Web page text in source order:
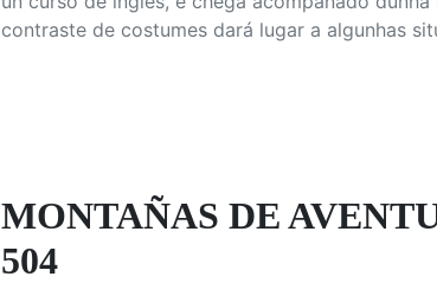
contraste de costumes dará lugar a algunhas
MONTAÑAS DE
504